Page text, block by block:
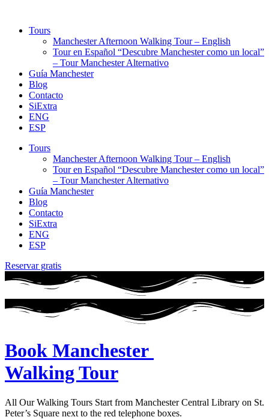
Tours
Manchester Afternoon Walking Tour – English
Tour en Español “Descubre Manchester como un local”
– Tour Manchester Alternativo
Guía Manchester
Blog
Contacto
SiExtra
ENG
ESP
Tours
Manchester Afternoon Walking Tour – English
Tour en Español “Descubre Manchester como un local”
– Tour Manchester Alternativo
Guía Manchester
Blog
Contacto
SiExtra
ENG
ESP
Reservar gratis
Book Manchester
Walking Tour
All Our Walking Tours Start from Manchester Central Library on St.
Peter’s Square next to the red telephone boxes.